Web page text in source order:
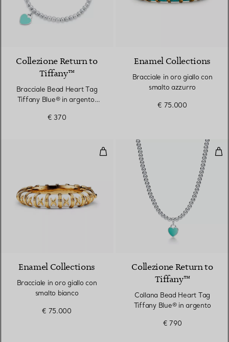
Collezione Return to
Tiffany™
Bracciale Bead Heart Tag
Tiffany Blue® in argento,
€ 370
Enamel Collections
Bracciale in oro giallo con
smalto azzurro
€ 75.000
Bracciale in oro giallo con
Enamel Collections
Bracciale in oro giallo con
smalto bianco
€ 75.000
Collezione Return to
Tiffany™
Collana Bead Heart Tag
Tiffany Blue® in argento
€ 790